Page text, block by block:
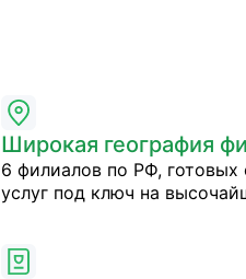
Широкая география
6 филиалов по РФ, готовых
услуг под ключ на